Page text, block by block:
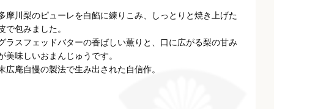
摩川梨のピューレを白餡に練りこみ、しっとりと焼き上げた
で包みました。
ラスフェッドバターの香ばしい薫りと、口に広がる梨の甘み
美味しいおまんじゅうです。
広庵自慢の製法で生み出された自信作。